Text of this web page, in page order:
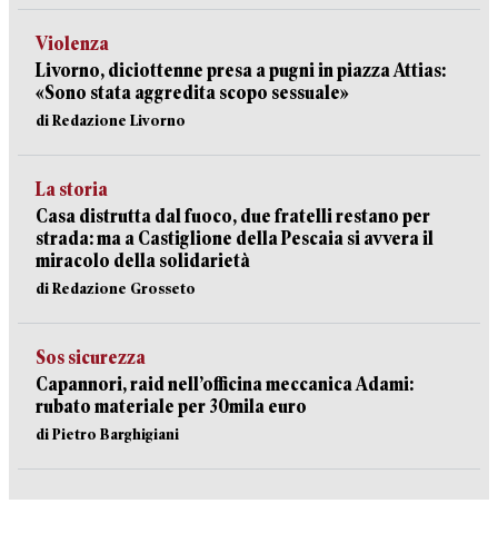
Violenza
Livorno, diciottenne presa a pugni in piazza Attias:
«Sono stata aggredita scopo sessuale»
di Redazione Livorno
La storia
Casa distrutta dal fuoco, due fratelli restano per
strada: ma a Castiglione della Pescaia si avvera il
miracolo della solidarietà
di Redazione Grosseto
Sos sicurezza
Capannori, raid nell’officina meccanica Adami:
rubato materiale per 30mila euro
di Pietro Barghigiani